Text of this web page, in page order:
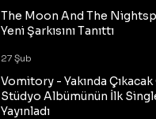
The Moon And The
Yeni Şarkısını Tanıttı
27 Şub
Vomitory - Yakında
Stüdyo Albümünün İlk
Yayınladı